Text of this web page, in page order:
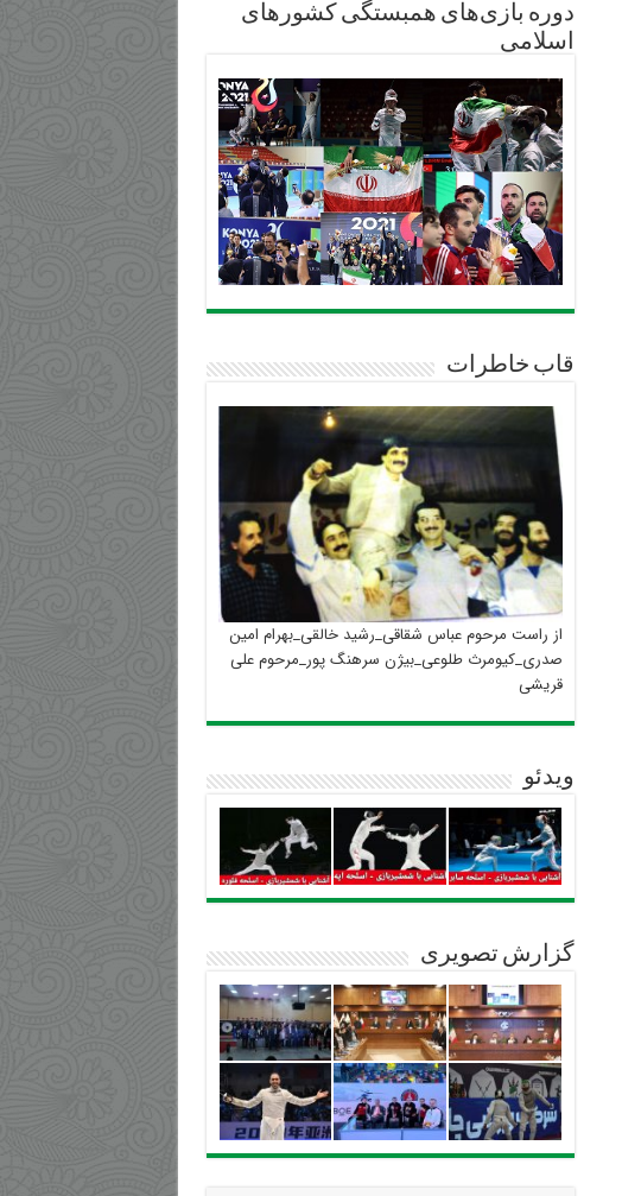
دوره بازی‌های همبستگی کشورهای
اسلامی
قاب خاطرات
از راست مرحوم عباس شقاقی_رشید خالقی_بهرام امین
صدری_کیومرث طلوعی_بیژن سرهنگ پور_مرحوم علی
قریشی
ویدئو
گزارش تصویری